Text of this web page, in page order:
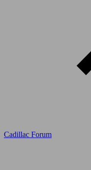
Cadillac Forum